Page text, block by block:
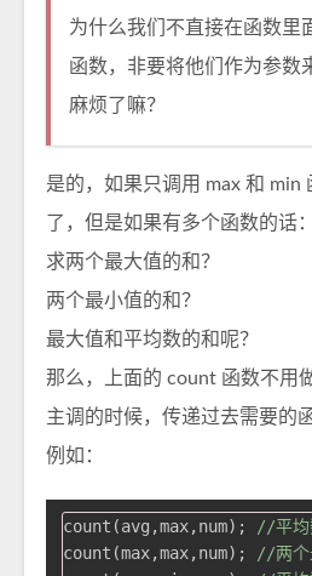
为什么我们不直接在函数里
函数，非要将他们作为参数
麻烦了嘛？
是的，如果只调用 max 和 min
了，但是如果有多个函数的话：
求两个最大值的和？
两个最小值的和？
最大值和平均数的和呢？
那么，上面的 count 函数不用
主调的时候，传递过去需要的
例如：
count(avg,max,num);
//平均
count(max,max,num);
//两个